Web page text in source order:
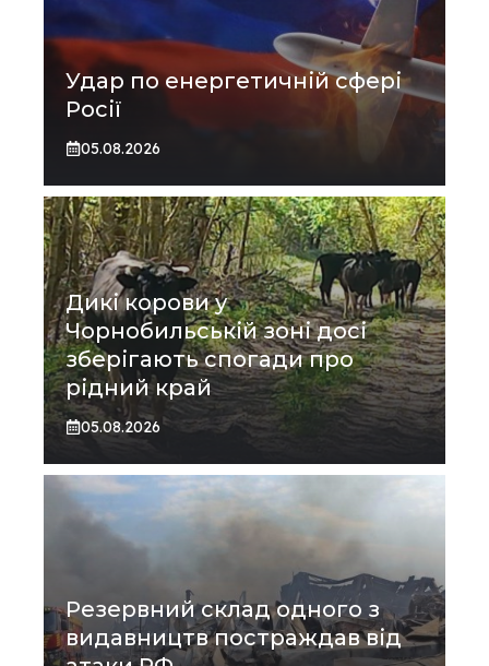
Удар по енергетичній сфері
Росії
05.08.2026
Дикі корови у
Чорнобильській зоні досі
зберігають спогади про
рідний край
05.08.2026
Резервний склад одного з
видавництв постраждав від